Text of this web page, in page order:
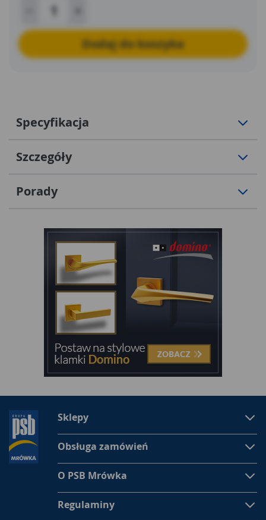
Dodaj do koszyka
Specyfikacja
Szczegóły
Porady
Sklepy
Obsługa zamówień
O PSB Mrówka
Regulaminy